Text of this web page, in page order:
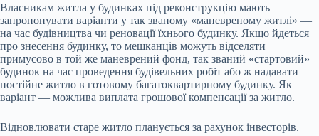
Власникам житла у будинках під реконструкцію мають
запропонувати варіанти у так званому «маневреному житлі» —
на час будівництва чи реновації їхнього будинку. Якщо йдеться
про знесення будинку, то мешканців можуть відселяти
примусово в той же маневрений фонд, так званий «стартовий»
будинок на час проведення будівельних робіт або ж надавати
постійне житло в готовому багатоквартирному будинку. Як
варіант — можлива виплата грошової компенсації за житло.
Відновлювати старе житло планується за рахунок інвесторів.